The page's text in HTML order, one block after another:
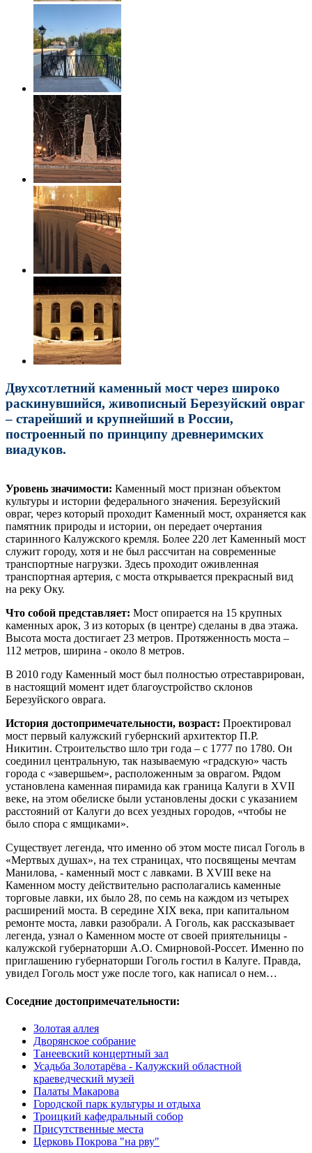
Двухсотлетний каменный мост через широко
раскинувшийся, живописный Березуйский овраг
– старейший и крупнейший в России,
построенный по принципу древнеримских
виадуков.
Уровень значимости: Каменный мост признан объектом
культуры и истории федерального значения. Березуйский
овраг, через который проходит Каменный мост, охраняется как
памятник природы и истории, он передает очертания
старинного Калужского кремля. Более 220 лет Каменный мост
служит городу, хотя и не был рассчитан на современные
транспортные нагрузки. Здесь проходит оживленная
транспортная артерия, с моста открывается прекрасный вид
на реку Оку.
Что собой представляет: Мост опирается на 15 крупных
каменных арок, 3 из которых (в центре) сделаны в два этажа.
Высота моста достигает 23 метров. Протяженность моста –
112 метров, ширина - около 8 метров.
В 2010 году Каменный мост был полностью отреставрирован,
в настоящий момент идет благоустройство склонов
Березуйского оврага.
История достопримечательности, возраст: Проектировал
мост первый калужский губернский архитектор П.Р.
Никитин. Строительство шло три года – с 1777 по 1780. Он
соединил центральную, так называемую «градскую» часть
города с «завершьем», расположенным за оврагом. Рядом
установлена каменная пирамида как граница Калуги в XVII
веке, на этом обелиске были установлены доски с указанием
расстояний от Калуги до всех уездных городов, «чтобы не
было спора с ямщиками».
Существует легенда, что именно об этом мосте писал Гоголь в
«Мертвых душах», на тех страницах, что посвящены мечтам
Манилова, - каменный мост с лавками. В XVIII веке на
Каменном мосту действительно располагались каменные
торговые лавки, их было 28, по семь на каждом из четырех
расширений моста. В середине XIX века, при капитальном
ремонте моста, лавки разобрали. А Гоголь, как рассказывает
легенда, узнал о Каменном мосте от своей приятельницы -
калужской губернаторши А.О. Смирновой-Россет. Именно по
приглашению губернаторши Гоголь гостил в Калуге. Правда,
увидел Гоголь мост уже после того, как написал о нем…
Соседние достопримечательности:
Золотая аллея
Дворянское собрание
Танеевский концертный зал
Усадьба Золотарёва - Калужский областной
краеведческий музей
Палаты Макарова
Городской парк культуры и отдыха
Троицкий кафедральный собор
Присутственные места
Церковь Покрова "на рву"